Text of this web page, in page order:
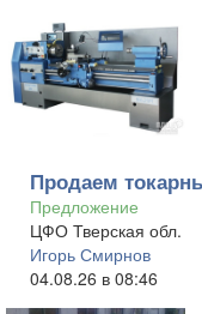
Продаем
Предложение
ЦФО Тверская обл.
Игорь Смирнов
04.08.26 в 08:46